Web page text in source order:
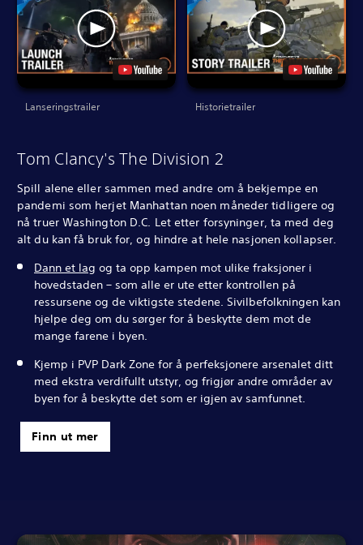
Lanseringstrailer Historietrailer
Tom Clancy's The Division 2
Spill alene eller sammen med andre om å bekjempe en
pandemi som herjet Manhattan noen måneder tidligere og
nå truer Washington D.C. Let etter forsyninger, ta med deg
alt du kan få bruk for, og hindre at hele nasjonen kollapser.
Dann et lag og ta opp kampen mot ulike fraksjoner i
hovedstaden – som alle er ute etter kontrollen på
ressursene og de viktigste stedene. Sivilbefolkningen kan
hjelpe deg om du sørger for å beskytte dem mot de
mange farene i byen.
Kjemp i PVP Dark Zone for å perfeksjonere arsenalet ditt
med ekstra verdifullt utstyr, og frigjør andre områder av
byen for å beskytte det som er igjen av samfunnet.
Finn ut mer